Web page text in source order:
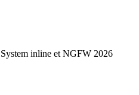
inline et NGFW 2026